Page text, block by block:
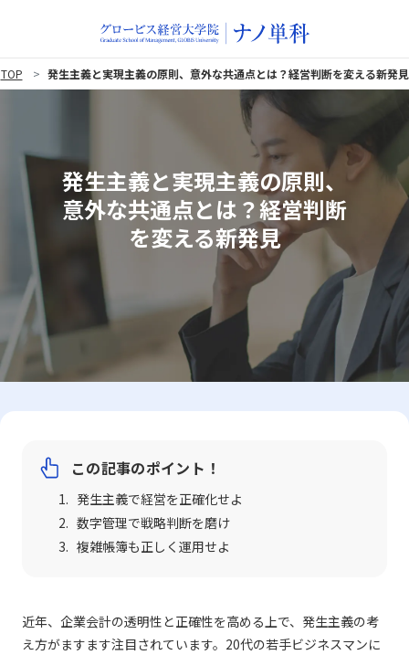
TOP 発生主義と実現主義の原則、意外な共通点とは？経営判断を変える新発見
発生主義と実現主義の原則、
意外な共通点とは？経営判断
を変える新発見
この記事のポイント！
発生主義で経営を正確化せよ
数字管理で戦略判断を磨け
複雑帳簿も正しく運用せよ
近年、企業会計の透明性と正確性を高める上で、発生主義の考
え方がますます注目されています。20代の若手ビジネスマンに